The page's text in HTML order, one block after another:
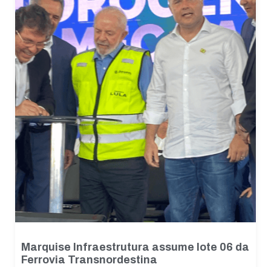
Marquise Infraestrutura assume lote 06 da
Ferrovia Transnordestina